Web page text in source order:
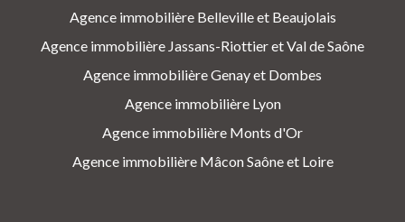
Agence immobilière Belleville et Beaujolais
Agence immobilière Jassans-Riottier et Val de Saône
Agence immobilière Genay et Dombes
Agence immobilière Lyon
Agence immobilière Monts d'Or
Agence immobilière Mâcon Saône et Loire